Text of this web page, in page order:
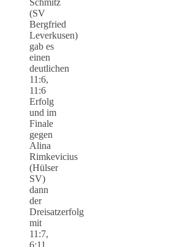
(SV
Bergfried
Leverkusen)
gab es
einen
deutlichen
11:6,
11:6
Erfolg
und im
Finale
gegen
Alina
Rimkevicius
(Hülser
SV)
dann
der
Dreisatzerfolg
mit
11:7,
6:11